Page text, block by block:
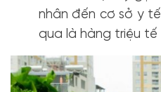
nhân đến cơ sở y
qua là hàng triệu